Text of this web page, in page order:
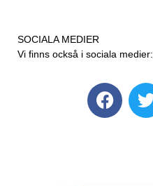
SOCIALA MEDIER
Vi finns också i sociala medier: